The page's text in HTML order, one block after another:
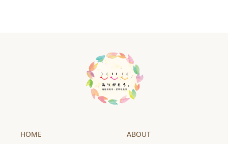
HOME ABOUT